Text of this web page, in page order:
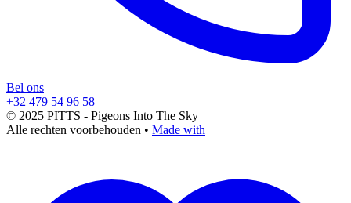
Bel ons
+32 479 54 96 58
© 2025 PITTS - Pigeons Into The Sky
Alle rechten voorbehouden • Made with